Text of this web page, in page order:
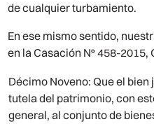
de cualquier turbamiento.
En ese mismo sentido,
en la Casación N° 458-
Décimo Noveno: Que el
tutela del patrimonio, con
general, al conjunto de